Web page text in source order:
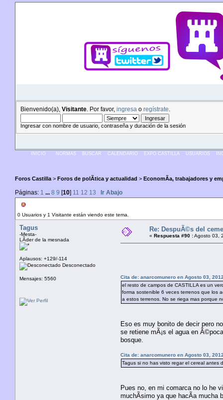
Bienvenido(a), Visitante . Por favor, ingresa o regístrate
Ingresar con nombre de usuario, contraseña y duración de la sesión
INICIO NORMAS BUSCAR CALENDARIO EXPO CASTILLA USUARIOS
Foros Castilla > Foros de polÃ­tica y actualidad > EconomÃ­a, trabajadores y
Páginas: 1 ... 8 9 [10] 11 12 13
Ir Abajo
0 Usuarios y 1 Visitante están viendo este tema.
Tagus
-Mesta-
LÃ­der de la mesnada
Aplausos: +129/-114
Desconectado
Mensajes: 5560
Re: DespuÃ©s del
« Respuesta #90 :Agosto 03,
Cita de: anarcomunero en Agosto 03,
el resto de campos de CASTILLA es un
forma sostenible 6 veces terrenos que los
a estos terrenos. No se riega mas porque
Eso es muy bonito de decir pero
se retiene mÃ¡s el agua en
bosque.
Cita de: anarcomunero en Agosto 03,
Tagus si no has visto regar el cereal antes
Pues no, en mi comarca no lo he
muchÃ­simo ya que hacÃ­a mucha